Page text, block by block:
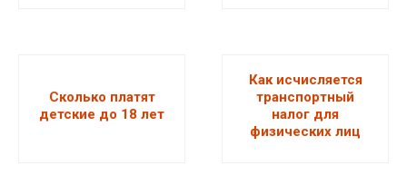
Сколько платят
детские до 18 лет
Как исчисляется
транспортный
налог для
физических лиц